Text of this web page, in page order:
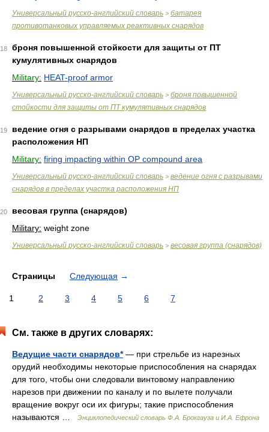
Универсальный русско-английский словарь > батарея
противотанковых управляемых реактивных снарядов
18
броня повышенной стойкости для защиты от ПТ
кумулятивных снарядов
Military: HEAT-proof armor
Универсальный русско-английский словарь > броня повышенной
стойкости для защиты от ПТ кумулятивных снарядов
19
ведение огня с разрывами снарядов в пределах участка
расположения НП
Military: firing impacting within OP compound area
Универсальный русско-английский словарь > ведение огня с разрывами
снарядов в пределах участка расположения НП
20
весовая группа (снарядов)
Military: weight zone
Универсальный русско-английский словарь > весовая группа (снарядов)
Страницы Следующая →
1 2 3 4 5 6 7
См. также в других словарях:
Ведущие части снарядов*— при стрельбе из нарезных
орудий необходимы некоторые приспособления на снарядах
для того, чтобы они следовали винтовому направлению
нарезов при движении по каналу и по вылете получали
вращение вокруг оси их фигуры; такие приспособления
называются …
Энциклопедический словарь Ф.А. Брокгауза и И.А. Ефрона